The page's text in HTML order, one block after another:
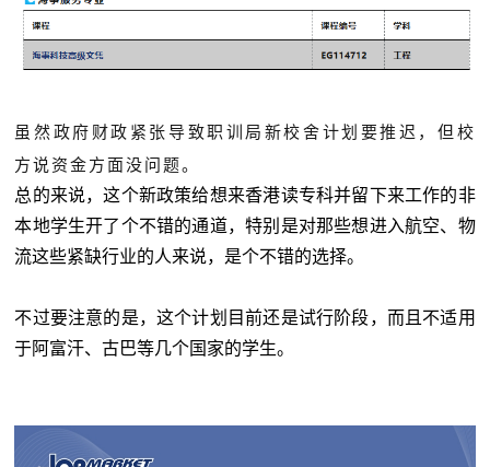
虽然政府财政紧张导致职训局新校舍计划要推迟，但校
方说资金方面没问题。
总的来说，这个新政策给想来香港读专科并留下来工作的非
本地学生开了个不错的通道，特别是对那些想进入航空、物
流这些紧缺行业的人来说，是个不错的选择。
不过要注意的是，这个计划目前还是试行阶段，而且不适用
于阿富汗、古巴等几个国家的学生。